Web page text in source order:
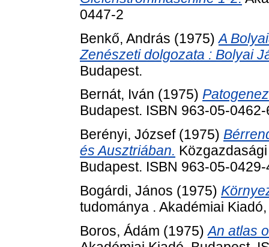
0447-2
Benkő, András (1975)A
Zenészeti dolgozata : Bolyai
Budapest.
Bernát, Iván (1975)
Budapest. ISBN 963-05-0462-
Berényi, József(1975)
és Ausztriában.
Budapest. ISBN 963-05-0429-
Bogárdi, János (1975)
tudománya . Akadémiai
Boros, Ádám (1975)An atlas